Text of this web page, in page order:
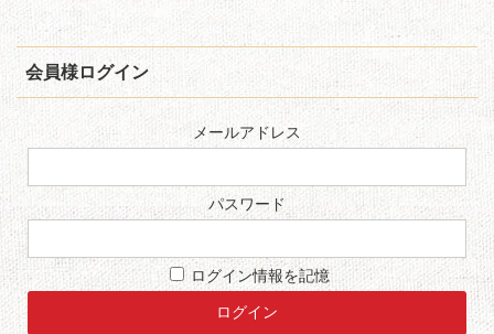
会員様ログイン
メールアドレス
パスワード
ログイン情報を記憶